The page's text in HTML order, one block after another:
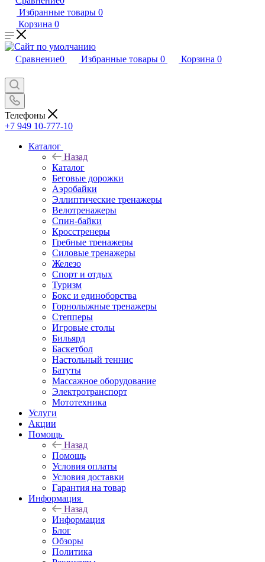
Избранные товары 0
Корзина 0
Сравнение0 Избранные товары 0 Корзина 0
Телефоны
+7 949 10-777-10
Каталог
Назад
Каталог
Беговые дорожки
Аэробайки
Эллиптические тренажеры
Велотренажеры
Спин-байки
Кросстренеры
Гребные тренажеры
Силовые тренажеры
Железо
Спорт и отдых
Туризм
Бокс и единоборства
Горнолыжные тренажеры
Степперы
Игровые столы
Бильярд
Баскетбол
Настольный теннис
Батуты
Массажное оборудование
Электротранспорт
Мототехника
Услуги
Акции
Помощь
Назад
Помощь
Условия оплаты
Условия доставки
Гарантия на товар
Информация
Назад
Информация
Блог
Обзоры
Политика